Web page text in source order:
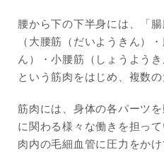
腰から下の下半身には、「
（大腰筋（だいようきん）
ん）・小腰筋（しょうよう
という筋肉をはじめ、複数
筋肉には、身体の各パーツ
に関わる様々な働きを担っ
肉内の毛細血管に圧力をか